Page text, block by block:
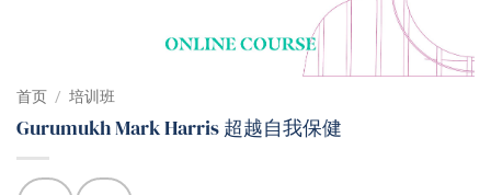
首页 / 培训班
Gurumukh Mark Harris 超越自我保健